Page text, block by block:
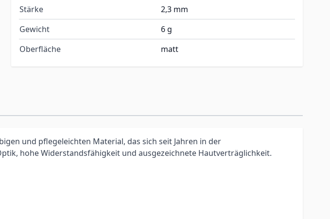
Stärke
2,3 mm
Gewicht
6 g
Oberfläche
matt
und pflegeleichten Material, das sich seit Jahren in der
hohe Widerstandsfähigkeit und ausgezeichnete Hautverträglichkeit.